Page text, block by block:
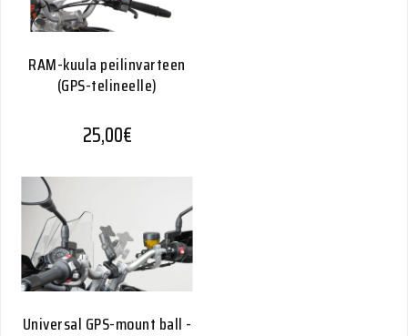
RAM-kuula peilinvarteen
(GPS-telineelle)
25,00€
Universal GPS-mount ball -